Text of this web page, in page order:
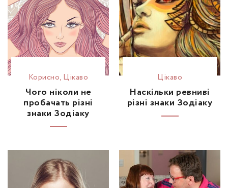
Корисно, Цікаво
Чого ніколи не
пробачать різні
знаки Зодіаку
Цікаво
Наскільки ревниві
різні знаки Зодіаку